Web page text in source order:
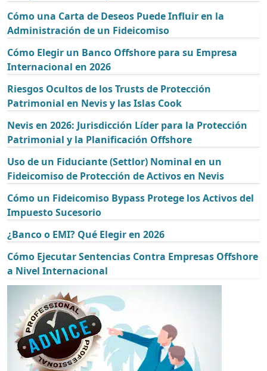
Cómo una Carta de Deseos Puede Influir en la
Administración de un Fideicomiso
Cómo Elegir un Banco Offshore para su Empresa
Internacional en 2026
Riesgos Ocultos de los Trusts de Protección
Patrimonial en Nevis y las Islas Cook
Nevis en 2026: Jurisdicción Líder para la Protección
Patrimonial y la Planificación Offshore
Uso de un Fiduciante (Settlor) Nominal en un
Fideicomiso de Protección de Activos en Nevis
Cómo un Fideicomiso Bypass Protege los Activos del
Impuesto Sucesorio
¿Banco o EMI? Qué Elegir en 2026
Cómo Ejecutar Sentencias Contra Empresas Offshore
a Nivel Internacional